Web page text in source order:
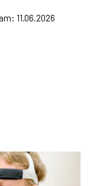
11.06.2026